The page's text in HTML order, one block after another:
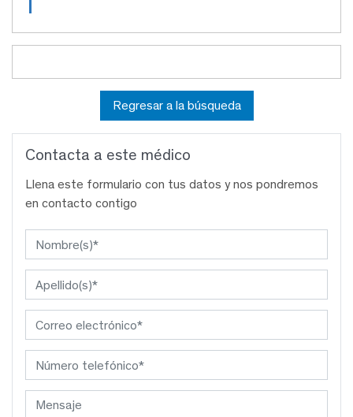
Regresar a la búsqueda
Contacta a este médico
Llena este formulario con tus datos y nos pondremos
en contacto contigo